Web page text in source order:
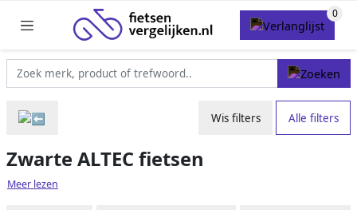
Wis filters Alle filters
Zwarte ALTEC fietsen
Meer lezen